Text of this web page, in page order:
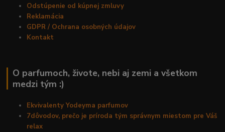
Odstúpenie od kúpnej zmluvy
Reklamácia
GDPR / Ochrana osobných údajov
Kontakt
O parfumoch, živote, nebi aj zemi a všetkom
medzi tým :)
Ekvivalenty Yodeyma parfumov
7dôvodov, prečo je príroda tým správnym miestom pre Váš
relax